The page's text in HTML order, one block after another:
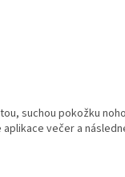
suchou pokožku
večer a